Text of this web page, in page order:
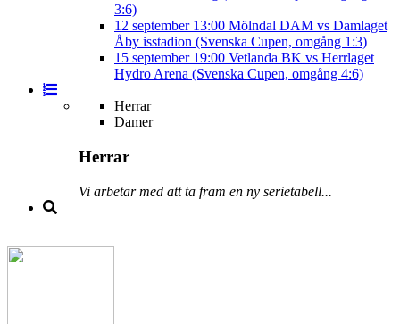
3:6)
12 september 13:00 Mölndal DAM vs Damlaget
Åby isstadion (Svenska Cupen, omgång 1:3)
15 september 19:00 Vetlanda BK vs Herrlaget
Hydro Arena (Svenska Cupen, omgång 4:6)
Herrar
Damer
Herrar
Vi arbetar med att ta fram en ny serietabell...